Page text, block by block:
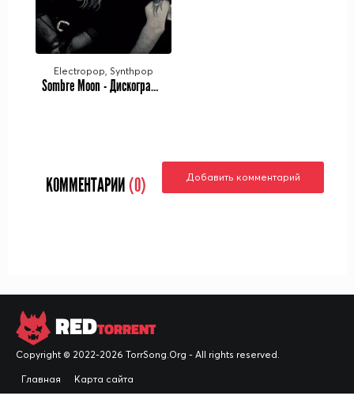
Electropop, Synthpop
Sombre Moon - Дискография (2017-2022)
КОММЕНТАРИИ (0) Добавить комментарий
REDTORRENT
Copyright © 2022-2026 TorrSong.Org - All rights reserved.
Главная Карта сайта